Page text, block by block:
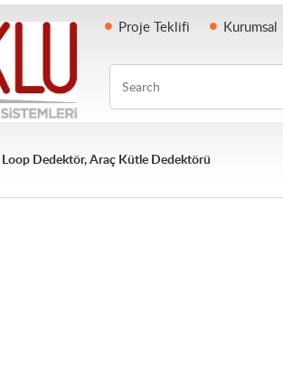
Proje Teklifi Kurumsal
Search
Loop Dedektör, Araç Kütle Dedektörü